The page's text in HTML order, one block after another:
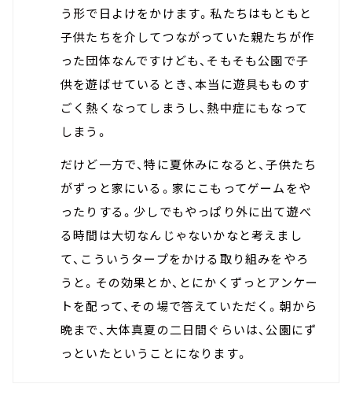
う形で日よけをかけます。私たちはもともと
子供たちを介してつながっていた親たちが作
った団体なんですけども、そもそも公園で子
供を遊ばせているとき、本当に遊具もものす
ごく熱くなってしまうし、熱中症にもなって
しまう。
だけど一方で、特に夏休みになると、子供たち
がずっと家にいる。家にこもってゲームをや
ったりする。少しでもやっぱり外に出て遊べ
る時間は大切なんじゃないかなと考えまし
て、こういうタープをかける取り組みをやろ
うと。その効果とか、とにかくずっとアンケー
トを配って、その場で答えていただく。朝から
晩まで、大体真夏の二日間ぐらいは、公園にず
っといたということになります。